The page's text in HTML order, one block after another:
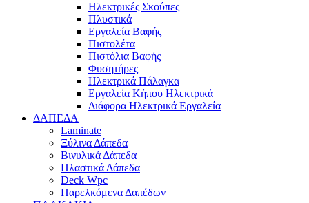
Ηλεκτρικές Σκούπες
Πλυστικά
Εργαλεία Βαφής
Πιστολέτα
Πιστόλια Βαφής
Φυσητήρες
Ηλεκτρικά Πάλαγκα
Εργαλεία Κήπου Ηλεκτρικά
Διάφορα Ηλεκτρικά Εργαλεία
ΔΑΠΕΔΑ
Laminate
Ξύλινα Δάπεδα
Βινυλικά Δάπεδα
Πλαστικά Δάπεδα
Deck Wpc
Παρελκόμενα Δαπέδων